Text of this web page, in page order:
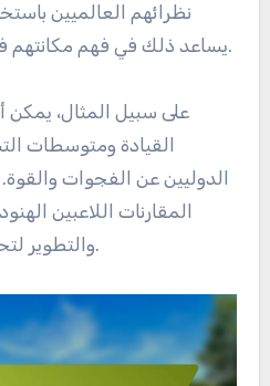
نظرائهم العالميين
يساعد ذلك في فهم مكانتهم في مشهد الجولف الدولي.
على سبيل المثال،
القيادة ومتوسطات
الدوليين عن الفجوات
المقارنات اللاعبين
والتطوير لتحسين تنافسيتهم العالمية.